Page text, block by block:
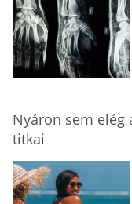
Nyáron sem elég
titkai